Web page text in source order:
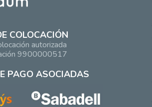
COLOCACIÓN
autorizada
9900000517
PAGO ASOCIADAS